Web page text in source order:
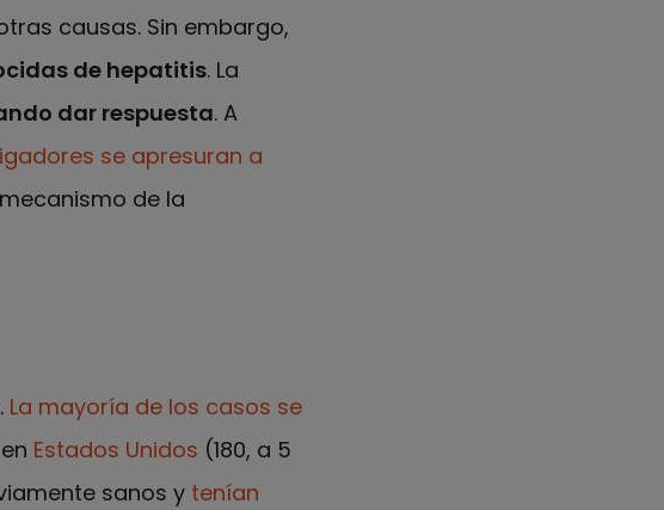
causas. Sin embargo,
de hepatitis. La
dar respuesta. A
se apresuran a
de la
La mayoría de los casos se
Estados Unidos (180, a 5
sanos y tenían